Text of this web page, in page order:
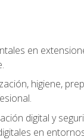
en
higiene,
digital y
en